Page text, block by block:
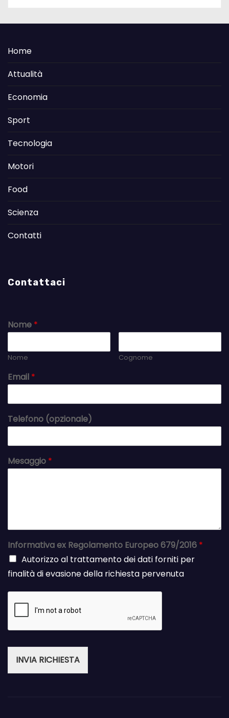
Home
Attualità
Economia
Sport
Tecnologia
Motori
Food
Scienza
Contatti
Contattaci
Nome *
Nome Cognome
Email *
Telefono (opzionale)
Mesaggio *
Informativa ex Regolamento Europeo 679/2016 *
Autorizzo al trattamento dei dati forniti per
finalità di evasione della richiesta pervenuta
INVIA RICHIESTA